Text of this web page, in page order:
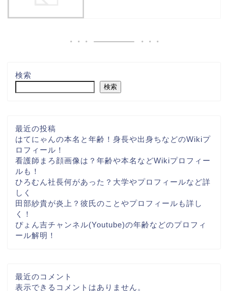
検索
検索
最近の投稿
はてにゃんの本名と年齢！身長や出身ちなどのWikiプ
ロフィール！
看護師まろ顔画像は？年齢や本名などWikiプロフィー
ルも！
ひろむん社長何があった？大学やプロフィールなど詳
しく
田部紗貴が炎上？彼氏のことやプロフィールも詳し
く！
ぴょん吉チャンネル(Youtube)の年齢などのプロフィ
ール解明！
最近のコメント
表示できるコメントはありません。